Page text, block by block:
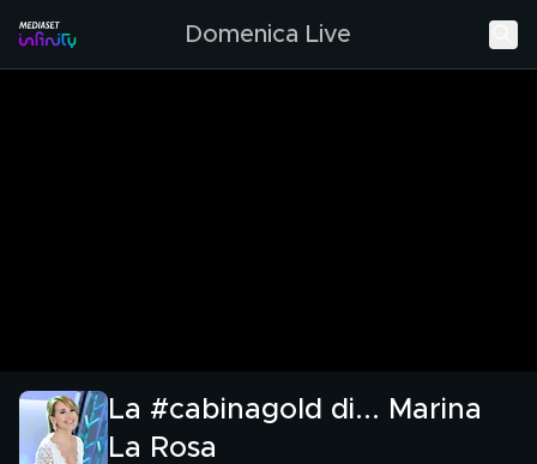
Domenica Live
La #cabinagold di... Marina
La Rosa